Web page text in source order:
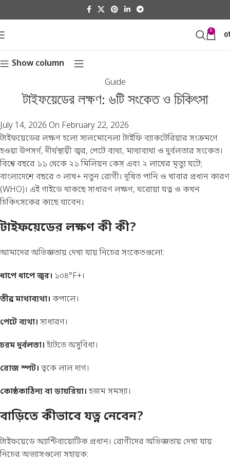
0 0
Show column
Guide
টাইফয়েডের লক্ষণ: ৬টি সংকেত ও চিকিৎসা
July 14, 2026 On February 22, 2026
টাইফয়েডের লক্ষণ হলো সালমোনেলা টাইফি ব্যাকটেরিয়ার সংক্রমণে
হওয়া উপসর্গ, দীর্ঘস্থায়ী জ্বর, পেটে ব্যথা, মাথাব্যথা ও দুর্বলতার সংকেত।
বিশ্বে বছরে ১১ থেকে ২১ মিলিয়ন কেস এবং ২ লাখের মৃত্যু ঘটে;
বাংলাদেশে বছরে ৩ লাখ+ নতুন রোগী। দূষিত পানি ও খাবার প্রধান কারণ
(WHO)। এই গাইডে থাকছে সাধারণ লক্ষণ, ঘরোয়া যত্ন ও কখন
চিকিৎসকের কাছে যাবেন।
টাইফয়েডের লক্ষণ কী কী?
আমাদের অভিজ্ঞতায় দেখা যায় নিচের সংকেতগুলো:
ধাপে ধাপে জ্বর। ১০৪°F+।
তীব্র মাথাব্যথা। কপালে।
পেটে ব্যথা। সাধারণ।
চরম দুর্বলতা।হাঁটতে অসুবিধা।
রোজ স্পট। ত্বকে লাল দাগ।
কোষ্ঠকাঠিন্য বা ডায়রিয়া।হজম সমস্যা।
বাড়িতে কীভাবে যত্ন নেবেন?
টাইফয়েডে অ্যান্টিবায়োটিক প্রধান। রোগীদের অভিজ্ঞতায় দেখা যায়
নিচের অভ্যাসগুলো সহায়ক: